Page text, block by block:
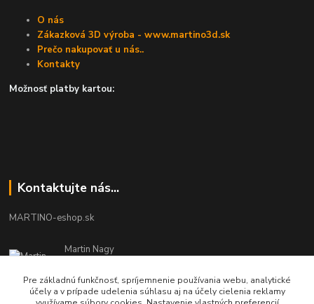
O nás
Zákazková 3D výroba - www.martino3d.sk
Prečo nakupovať u nás..
Kontakty
Možnosť platby kartou:
Kontaktujte nás...
MARTINO-eshop.sk
Martin Nagy
Pracovné dni - 08:00 - 16:00
Pre základnú funkčnosť, spríjemnenie používania webu, analytické
účely a v prípade udelenia súhlasu aj na účely cielenia reklamy